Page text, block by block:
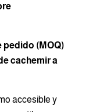
pedido (MOQ)
cachemir a
accesible y